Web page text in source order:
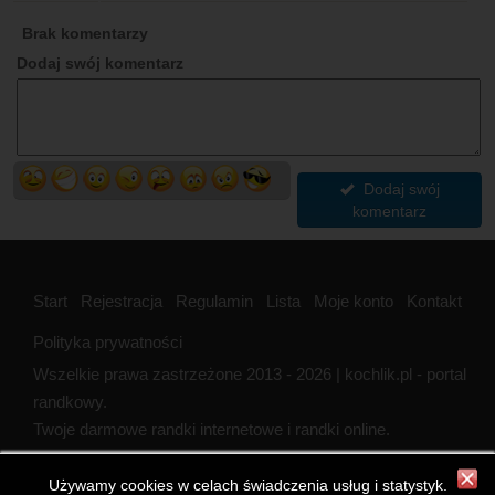
Brak komentarzy
Dodaj swój komentarz
Dodaj swój
komentarz
Start Rejestracja Regulamin Lista Moje konto Kontakt
Polityka prywatności
Wszelkie prawa zastrzeżone 2013 - 2026 | kochlik.pl - portal
randkowy.
Twoje darmowe randki internetowe i randki online.
Używamy cookies w celach świadczenia usług i statystyk.